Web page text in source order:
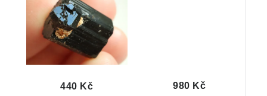
440 Kč 980 Kč